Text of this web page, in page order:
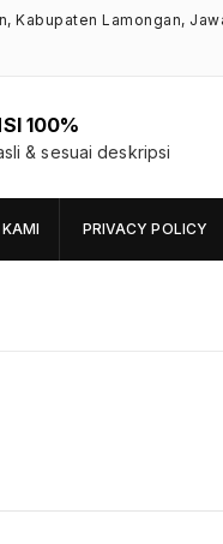
Kabupaten Lamongan,
100%
& sesuai deskripsi
PRIVACY POLICY